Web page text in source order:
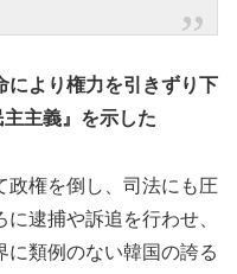
により権力を引きずり下
主義』を示した
政権を倒し、司法にも圧
逮捕や訴追を行わせ、
に類例のない韓国の誇る